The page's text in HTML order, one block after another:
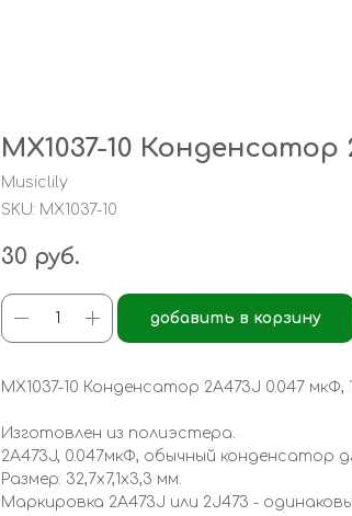
MX1037-10
Musiclily
SKU: MX1037-10
30 руб.
добавить в корзину
MX1037-10 Конденсатор 2A473J 0.047 мкФ,
Изготовлен из полиэстера.
2A473J, 0.047мкФ, обычный конденсатор
Размер: 32,7х7,1х3,3 мм.
Маркировка 2A473J или 2J473 -